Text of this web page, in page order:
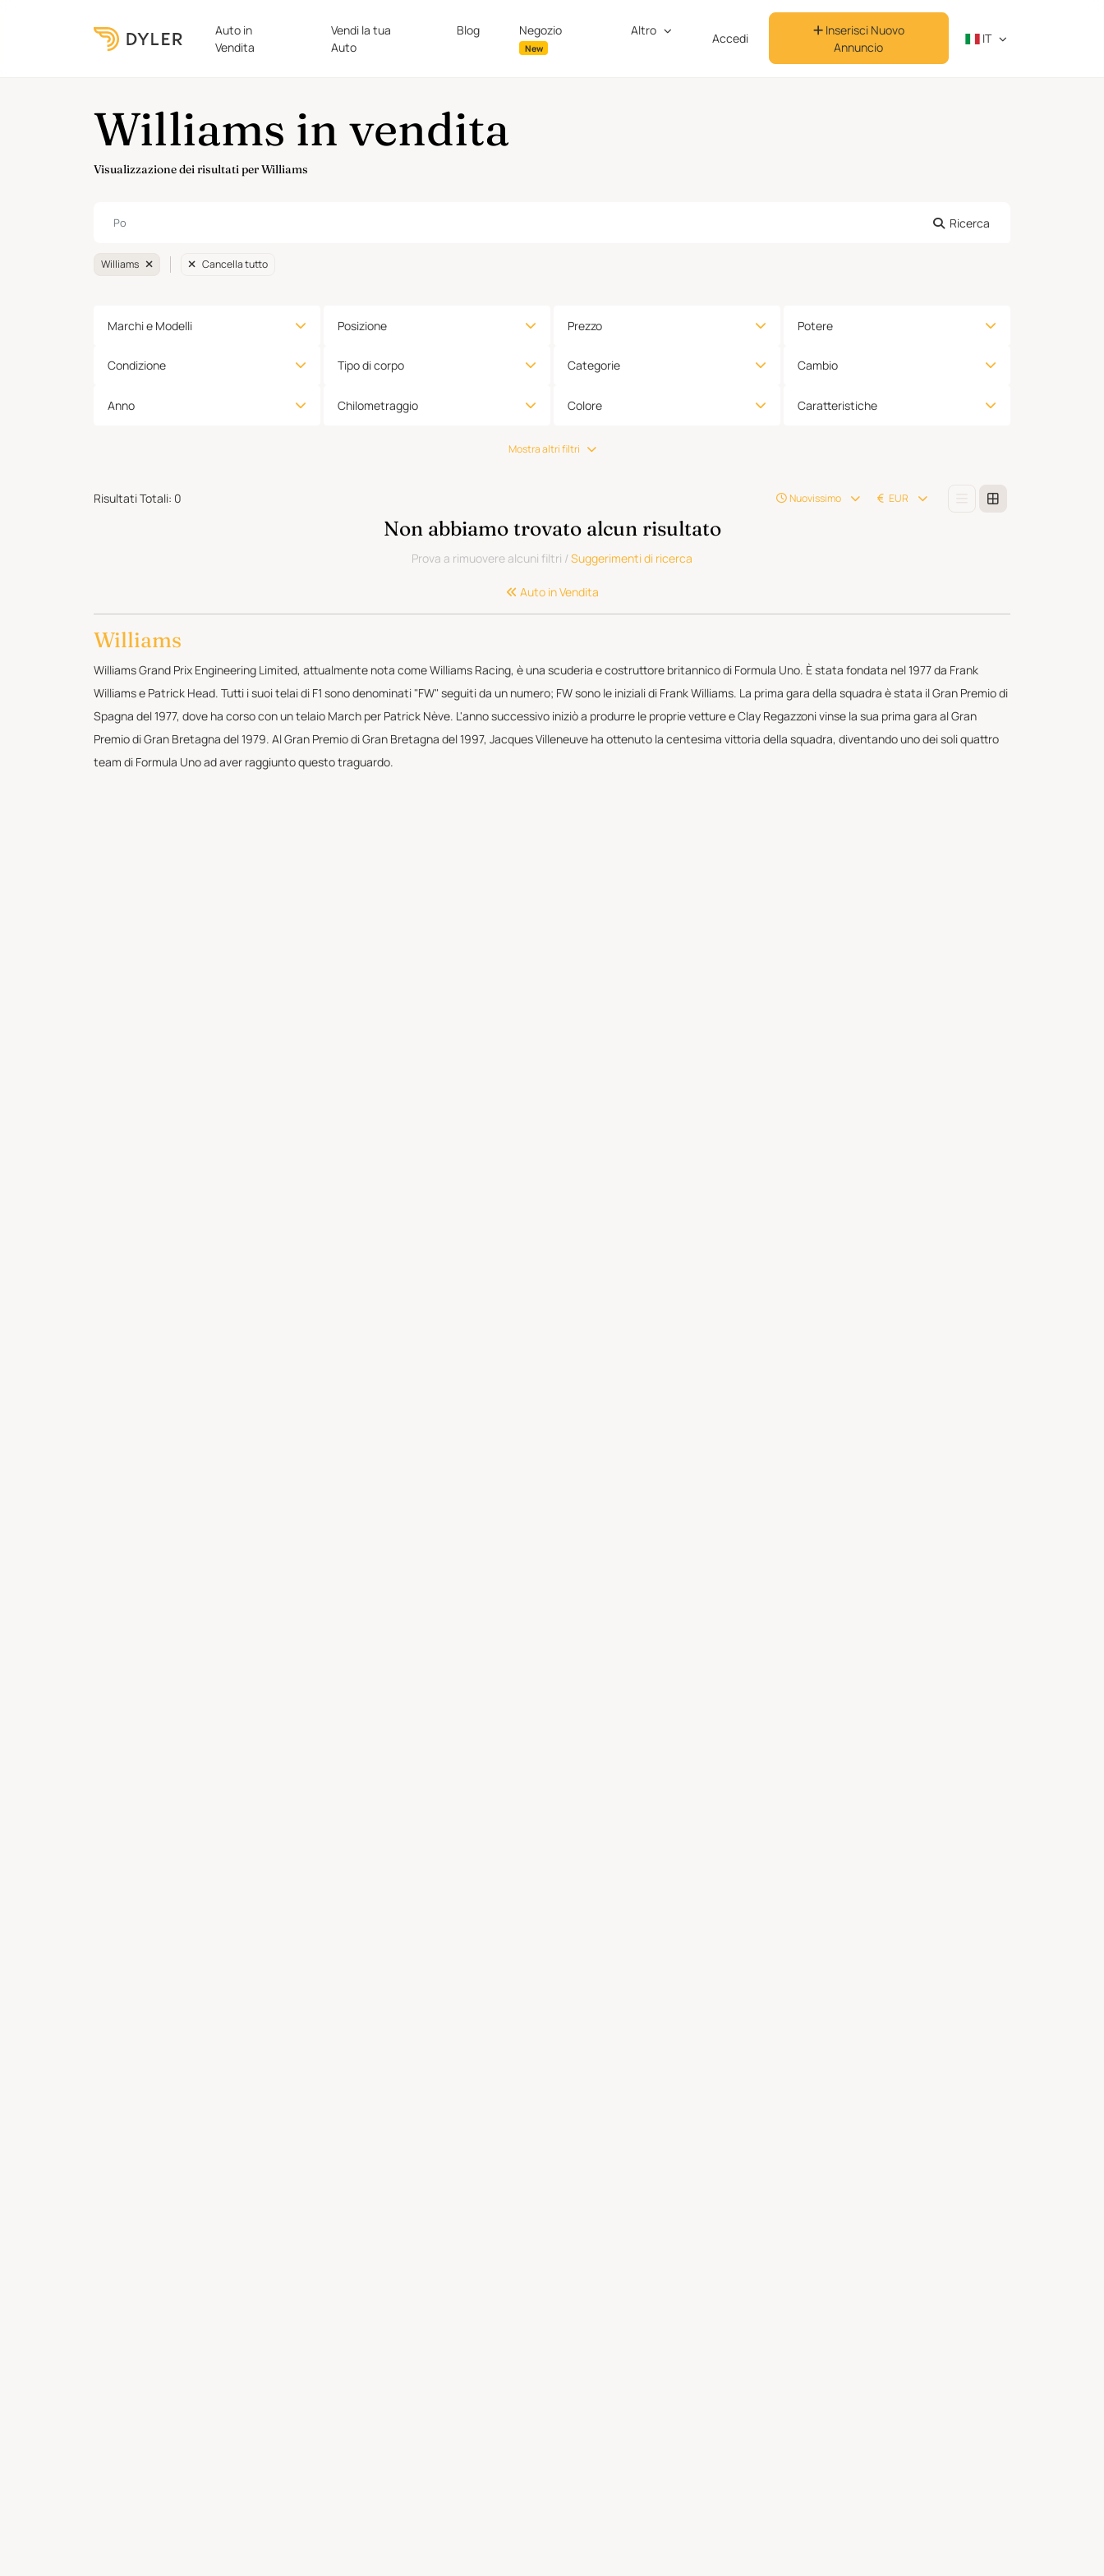
Auto in
Vendita
Vendi la tua
Auto
Blog Negozio
New
Altro
Accedi
Inserisci Nuovo
Annuncio
IT
Williams in vendita
Visualizzazione dei risultati per Williams
Ricerca
Williams Cancella tutto
Marchi e Modelli
Condizione
Anno
Posizione
Tipo di corpo
Chilometraggio
Prezzo
Categorie
Colore
Potere
Cambio
Caratteristiche
Mostra altri filtri
Risultati Totali: 0 Nuovissimo EUR
Non abbiamo trovato alcun risultato
Prova a rimuovere alcuni filtri /Suggerimenti di ricerca
Auto in Vendita
Williams
Williams Grand Prix Engineering Limited, attualmente nota come Williams Racing, è una scuderia e costruttore britannico di Formula Uno. È stata fondata nel 1977 da Frank
Williams e Patrick Head. Tutti i suoi telai di F1 sono denominati "FW" seguiti da un numero; FW sono le iniziali di Frank Williams. La prima gara della squadra è stata il Gran Premio di
Spagna del 1977, dove ha corso con un telaio March per Patrick Nève. L'anno successivo iniziò a produrre le proprie vetture e Clay Regazzoni vinse la sua prima gara al Gran
Premio di Gran Bretagna del 1979. Al Gran Premio di Gran Bretagna del 1997, Jacques Villeneuve ha ottenuto la centesima vittoria della squadra, diventando uno dei soli quattro
team di Formula Uno ad aver raggiunto questo traguardo.